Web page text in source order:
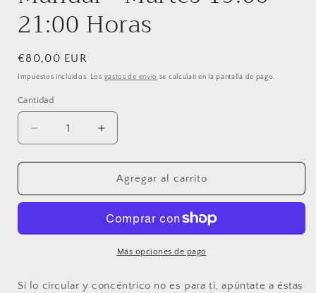
21:00 Horas
Precio
habitual
€80,00 EUR
Impuestos incluidos. Los gastos de envío se calculan en la pantalla de pago.
Cantidad
Cantidad
Reducir
cantidad
para
de
-
-
Aumentar
cantidad
para
Clases
de
Manual
-
Martes
-
Agregar al carrito
Más opciones de pago
Si lo circular y concéntrico no es para ti, apúntate a éstas